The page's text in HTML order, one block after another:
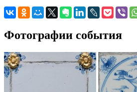
Фотографии события